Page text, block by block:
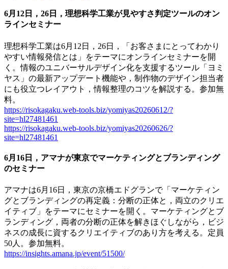
6月12日，26日，理想科学工業が見やすさ判定ツールのオン
ラインセミナー
理想科学工業は6月12日，26日，「お客さまにとってわかり
やすい情報発信とは」をテーマにオンラインセミナーを開
く。情報のユニバーサルデザイン化を支援するツール「ヨミ
ヤス」の最新アップデート機能や，制作物のデザイン担当者
にも役立つレイアウト，情報整理のコツを解説する。参加無
料。
https://risokagaku.web-tools.biz/yomiyas20260612/?
site=hl27481461
https://risokagaku.web-tools.biz/yomiyas20260626/?
site=hl27481461
6月16日，アマナが東京でマーケティングとブランディング
のセミナー
アマナは6月16日，東京の京橋エドグランで「マーケティン
グとブランディングの再定義：分断の正体と，両立のクリエ
イティブ」をテーマにセミナーを開く。マーケティングとブ
ランディング，両者の分断の正体を解きほぐしながら，ビジ
ネスの成長に資するクリエイティブのあり方を考える。定員
50人。参加無料。
https://insights.amana.jp/event/51500/